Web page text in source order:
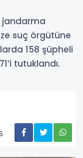
jandarma
suç örgütüne
158 şüpheli
tutuklandı.